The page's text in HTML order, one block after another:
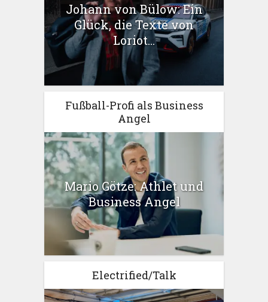
Johann von Bülow: Ein
Glück, die Texte von
Loriot...
Fußball-Profi als Business
Angel
Mario Götze: Athlet und
Business Angel
Electrified/Talk